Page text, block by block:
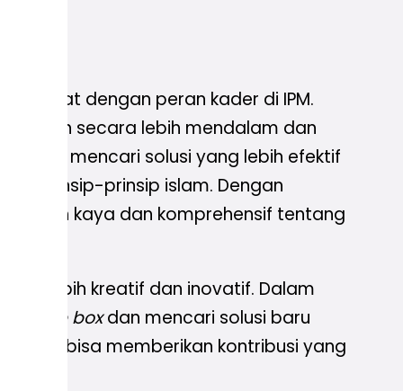
filsafat dengan peran kader di IPM.
secara lebih mendalam dan
dan mencari solusi yang lebih efektif
prinsip-prinsip islam. Dengan
lebih kaya dan komprehensif tentang
lebih kreatif dan inovatif. Dalam
of the boxdan mencari solusi baru
bisa memberikan kontribusi yang